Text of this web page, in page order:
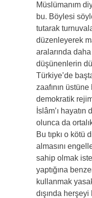
Müslümanım
bu. Böylesi
tutarak
düzenleyerek
aralarında
düşünenlerin
Türkiye’de
zaafının
demokratik
İslâm’ı hayatın
olunca da
Bu tıpkı o kötü
almasını
sahip olmak
yaptığına
kullanmak
dışında